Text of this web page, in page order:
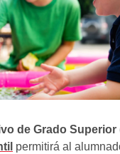
de Grado Superior
permitirá al